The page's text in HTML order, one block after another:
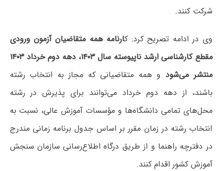
شرکت کنند.
وی در ادامه تصریح کرد: کارنامه همه متقاضیان آزمون ورودی
مقطع کارشناسی ارشد ناپیوسته سال ۱۴۰۳، دهه دوم خرداد ۱۴۰۳
منتشر می‌شود و همه متقاضیانی که مجاز به انتخاب رشته
باشند، از دهه دوم خرداد می‌توانند برای پذیرش در رشته
محل‌های تمامی دانشگاه‌ها و مؤسسات آموزش عالی، نسبت به
انتخاب رشته در زمان مقرر بر اساس جدول برنامه زمانی مندرج
در دفترچه راهنما و از طریق درگاه اطلاع‌رسانی سازمان سنجش
آموزش کشور اقدام کنند.